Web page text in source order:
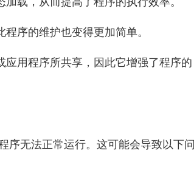
序的维护也变得更加简单。
用程序所共享，因此它增强了程序的
序无法正常运行。这可能会导致以下问